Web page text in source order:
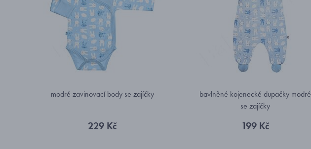
modré zavinovací body se zajíčky
229 Kč
bavlněné kojenecké dupačky modré
se zajíčky
199 Kč